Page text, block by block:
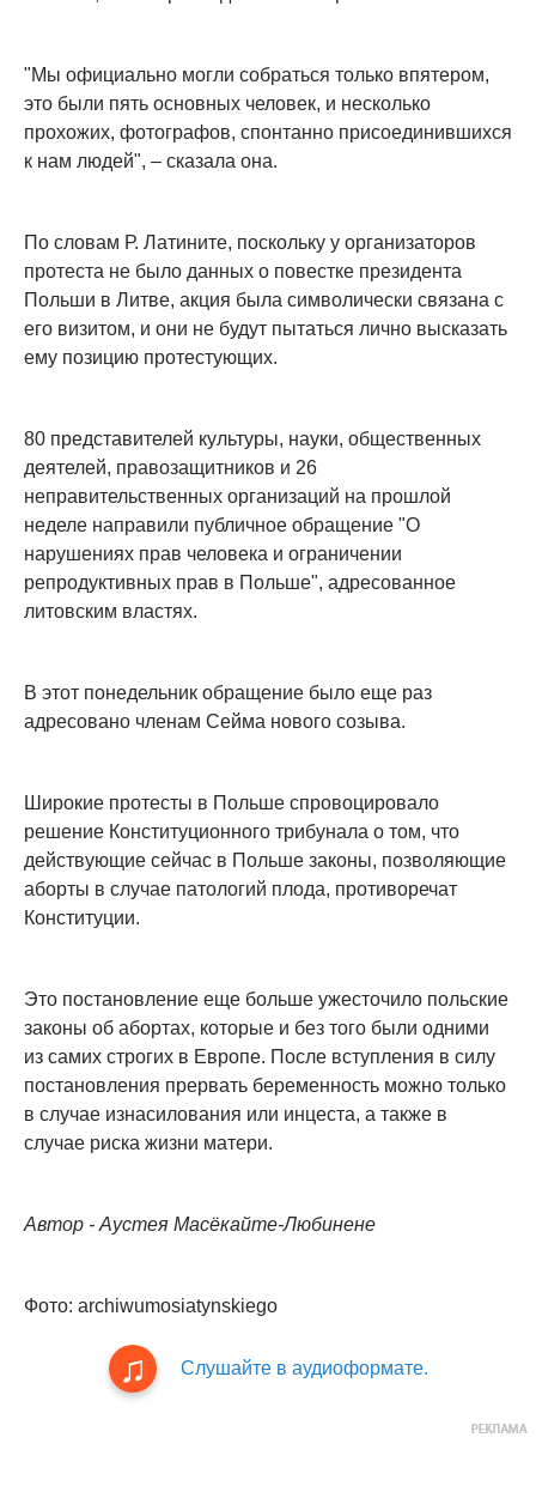
"Мы официально могли собраться только впятером,
это были пять основных человек, и несколько
прохожих, фотографов, спонтанно присоединившихся
к нам людей", – сказала она.
По словам Р. Латините, поскольку у организаторов
протеста не было данных о повестке президента
Польши в Литве, акция была символически связана с
его визитом, и они не будут пытаться лично высказать
ему позицию протестующих.
80 представителей культуры, науки, общественных
деятелей, правозащитников и 26
неправительственных организаций на прошлой
неделе направили публичное обращение "О
нарушениях прав человека и ограничении
репродуктивных прав в Польше", адресованное
литовским властях.
В этот понедельник обращение было еще раз
адресовано членам Сейма нового созыва.
Широкие протесты в Польше спровоцировало
решение Конституционного трибунала о том, что
действующие сейчас в Польше законы, позволяющие
аборты в случае патологий плода, противоречат
Конституции.
Это постановление еще больше ужесточило польские
законы об абортах, которые и без того были одними
из самих строгих в Европе. После вступления в силу
постановления прервать беременность можно только
в случае изнасилования или инцеста, а также в
случае риска жизни матери.
Автор - Аустея Масёкайте-Любинене
Фото: archiwumosiatynskiego
Слушайте в аудиоформате.